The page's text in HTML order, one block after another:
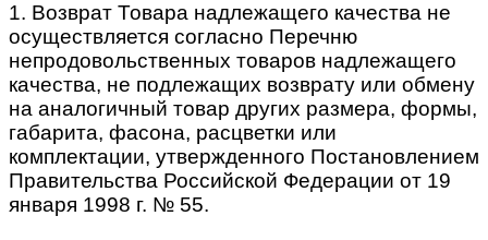
1. Возврат Товара надлежащего качества не
осуществляется согласно Перечню
непродовольственных товаров надлежащего
качества, не подлежащих возврату или обмену
на аналогичный товар других размера, формы,
габарита, фасона, расцветки или
комплектации, утвержденного Постановлением
Правительства Российской Федерации от 19
января 1998 г. № 55.